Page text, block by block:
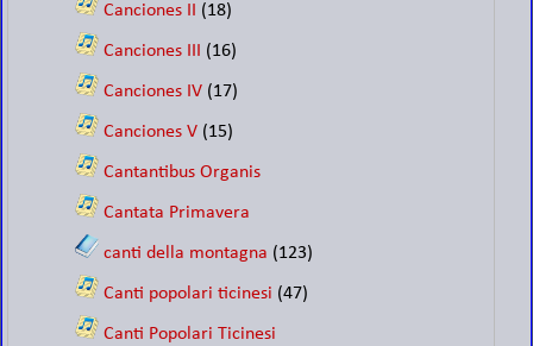
Canciones II (18)
Canciones III (16)
Canciones IV (17)
Canciones V (15)
Cantantibus Organis
Cantata Primavera
canti della montagna (123)
Canti popolari ticinesi (47)
Canti Popolari Ticinesi